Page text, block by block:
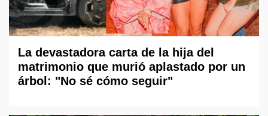
La devastadora carta de la hija del
matrimonio que murió aplastado por un
árbol: "No sé cómo seguir"